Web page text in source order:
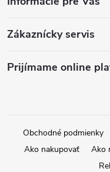
Zákaznícky servis
Prijímame online
Obchodné podmienky
Ako nakupovať
Ako